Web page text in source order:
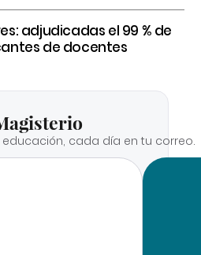
adjudicadas el 99 % de
de docentes
educación, cada día en tu correo.